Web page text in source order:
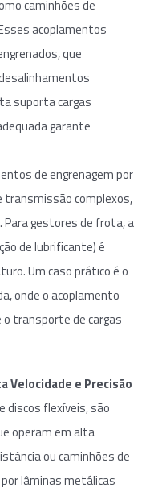
caminhões de
acoplamentos
que
suporta cargas
garante
de engrenagem por
transmissão complexos,
Para gestores de frota, a
de lubrificante) é
Um caso prático é o
onde o acoplamento
transporte de cargas
Velocidade e Precisão
discos flexíveis, são
operam em alta
ou caminhões de
lâminas metálicas